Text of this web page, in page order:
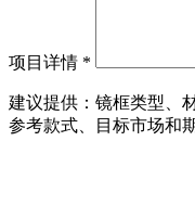
项目详情 *
建议提供：镜框类型、
参考款式、目标市场和